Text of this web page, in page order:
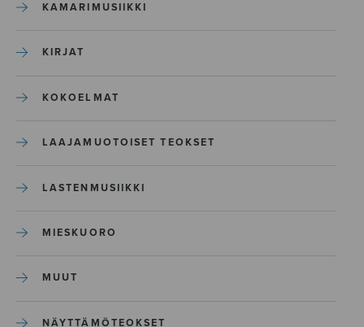
KAMARIMUSIIKKI
KIRJAT
KOKOELMAT
LAAJAMUOTOISET TEOKSET
LASTENMUSIIKKI
MIESKUORO
MUUT
NÄYTTÄMÖTEOKSET